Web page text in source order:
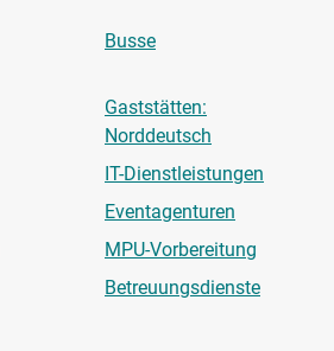
Busse
Gaststätten:
Norddeutsch
IT-Dienstleistungen
Eventagenturen
MPU-Vorbereitung
Betreuungsdienste